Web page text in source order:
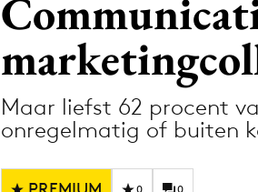
Design
Digital
Diversiteit
Maar liefst 62 procent
onregelmatig of buiten
0 0